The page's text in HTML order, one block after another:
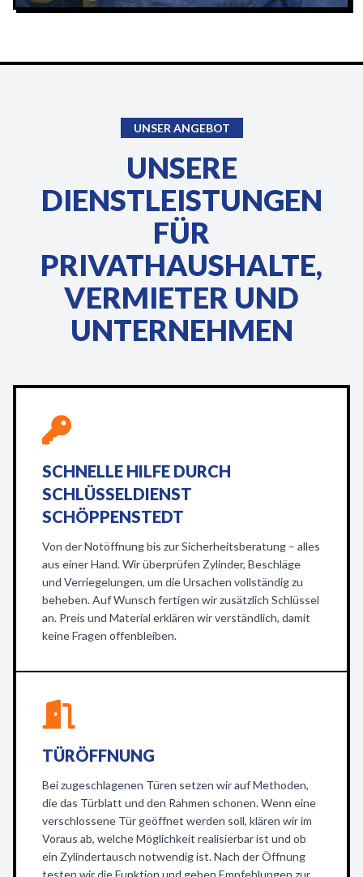
UNSER ANGEBOT
UNSERE
DIENSTLEISTUNGEN
FÜR
PRIVATHAUSHALTE,
VERMIETER UND
UNTERNEHMEN
SCHNELLE HILFE DURCH
SCHLÜSSELDIENST
SCHÖPPENSTEDT
Von der Notöffnung bis zur Sicherheitsberatung – alles
aus einer Hand. Wir überprüfen Zylinder, Beschläge
und Verriegelungen, um die Ursachen vollständig zu
beheben. Auf Wunsch fertigen wir zusätzlich Schlüssel
an. Preis und Material erklären wir verständlich, damit
keine Fragen offenbleiben.
TÜRÖFFNUNG
Bei zugeschlagenen Türen setzen wir auf Methoden,
die das Türblatt und den Rahmen schonen. Wenn eine
verschlossene Tür geöffnet werden soll, klären wir im
Voraus ab, welche Möglichkeit realisierbar ist und ob
ein Zylindertausch notwendig ist. Nach der Öffnung
testen wir die Funktion und geben Empfehlungen zur